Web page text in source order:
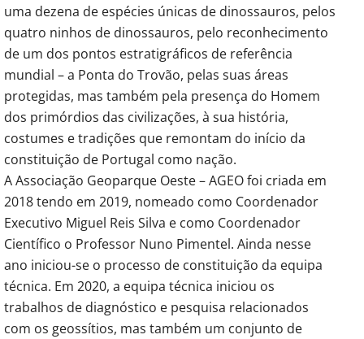
uma dezena de espécies únicas de dinossauros, pelos
quatro ninhos de dinossauros, pelo reconhecimento
de um dos pontos estratigráficos de referência
mundial – a Ponta do Trovão, pelas suas áreas
protegidas, mas também pela presença do Homem
dos primórdios das civilizações, à sua história,
costumes e tradições que remontam do início da
constituição de Portugal como nação.
A Associação Geoparque Oeste – AGEO foi criada em
2018 tendo em 2019, nomeado como Coordenador
Executivo Miguel Reis Silva e como Coordenador
Científico o Professor Nuno Pimentel. Ainda nesse
ano iniciou-se o processo de constituição da equipa
técnica. Em 2020, a equipa técnica iniciou os
trabalhos de diagnóstico e pesquisa relacionados
com os geossítios, mas também um conjunto de